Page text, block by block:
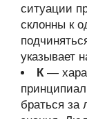
ситуации
склонны к
указывает
К—
браться за